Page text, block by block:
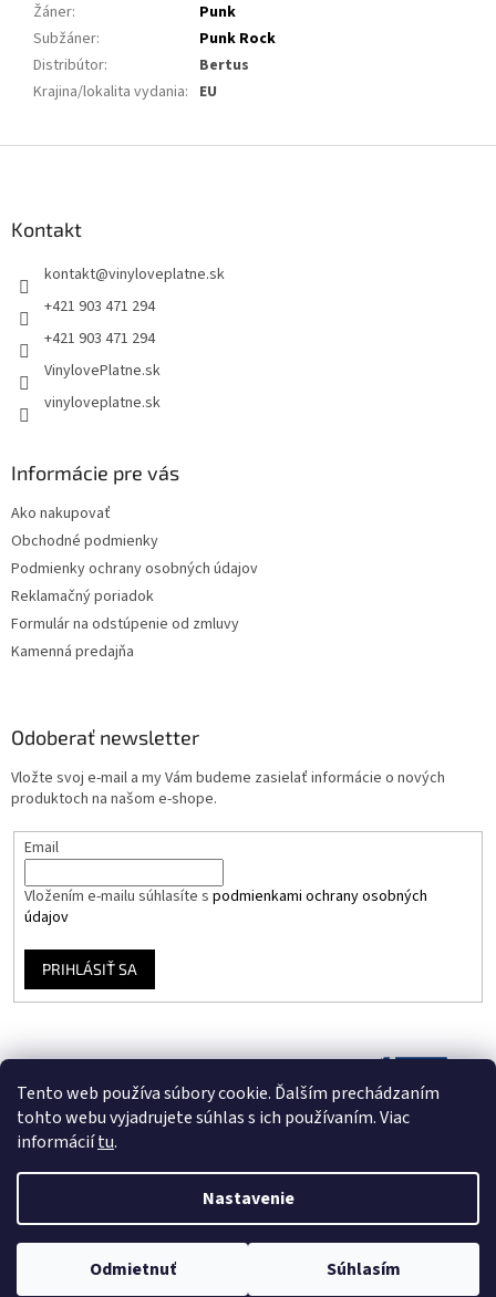
Tento web používa súbory cookie. Ďalším prechádzaním
tohto webu vyjadrujete súhlas s ich používaním. Viac
informáciítu.
Nastavenie
Odmietnuť Súhlasím
Žáner:
Punk
Subžáner:
Punk Rock
Distribútor:
Bertus
Krajina/lokalita vydania: EU
Kontakt
kontakt@vinyloveplatne.sk
+421 903 471 294
+421 903 471 294
VinylovePlatne.sk
vinyloveplatne.sk
Informácie pre vás
Ako nakupovať
Obchodné podmienky
Podmienky ochrany osobných údajov
Reklamačný poriadok
Formulár na odstúpenie od zmluvy
Kamenná predajňa
Odoberať newsletter
Vložte svoj e-mail a my Vám budeme zasielať informácie o nových
produktoch na našom e-shope.
Email
Vložením e-mailu súhlasíte s podmienkami ochrany osobných
údajov
PRIHLÁSIŤ SA
Vytvoril Shoptet
Copyright 2026Vinyloveplatne.sk . Všetky práva vyhradené.